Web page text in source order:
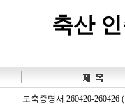
축산
도축증명서 260420-260426